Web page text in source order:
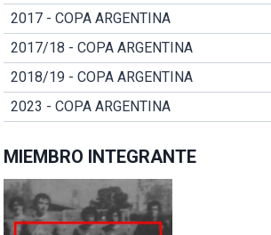
2017 - COPA ARGENTINA
2017/18 - COPA ARGENTINA
2018/19 - COPA ARGENTINA
2023 - COPA ARGENTINA
MIEMBRO INTEGRANTE